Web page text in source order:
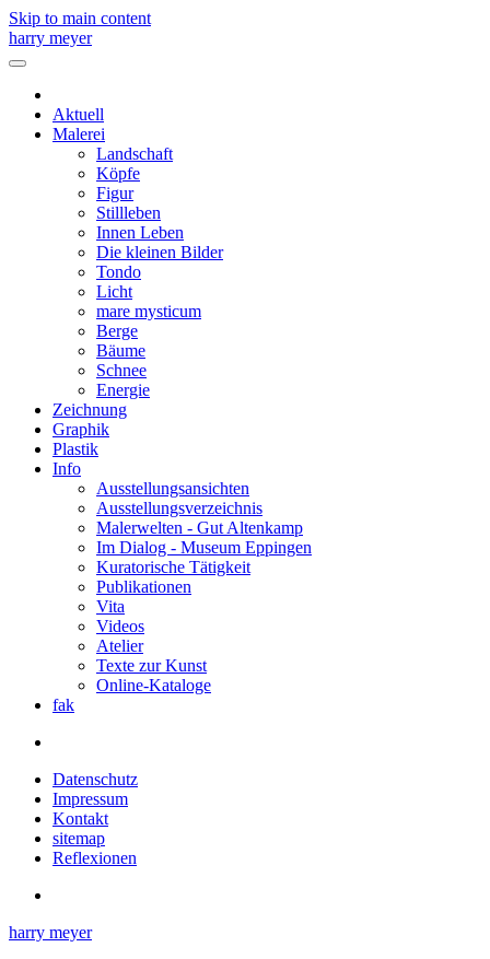
Skip to main content
harry meyer
Aktuell
Malerei
Landschaft
Köpfe
Figur
Stillleben
Innen Leben
Die kleinen Bilder
Tondo
Licht
mare mysticum
Berge
Bäume
Schnee
Energie
Zeichnung
Graphik
Plastik
Info
Ausstellungsansichten
Ausstellungsverzeichnis
Malerwelten - Gut Altenkamp
Im Dialog - Museum Eppingen
Kuratorische Tätigkeit
Publikationen
Vita
Videos
Atelier
Texte zur Kunst
Online-Kataloge
fak
Datenschutz
Impressum
Kontakt
sitemap
Reflexionen
harry meyer